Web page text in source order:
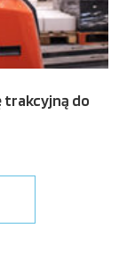
trakcyjną do